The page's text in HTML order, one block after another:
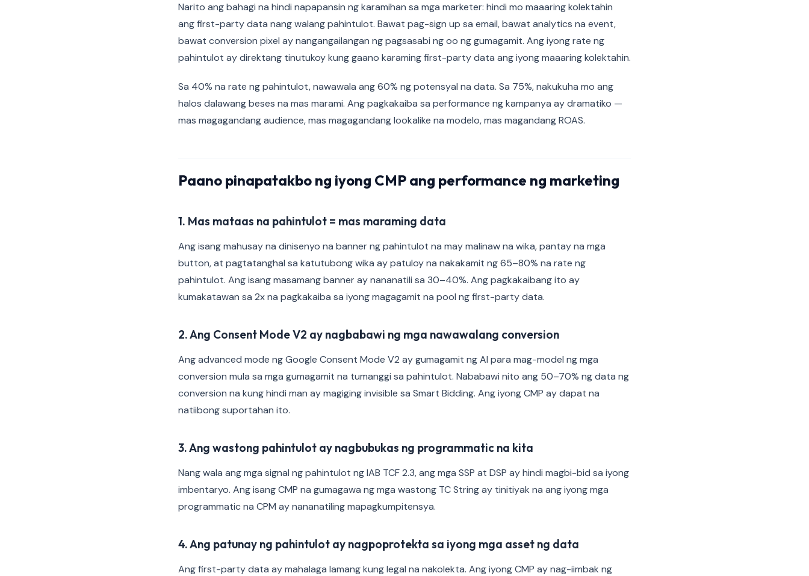
Narito ang bahagi na hindi napapansin ng karamihan sa mga marketer: hindi mo maaaring kolektahin
ang first-party data nang walang pahintulot. Bawat pag-sign up sa email, bawat analytics na event,
bawat conversion pixel ay nangangailangan ng pagsasabi ng oo ng gumagamit. Ang iyong rate ng
pahintulot ay direktang tinutukoy kung gaano karaming first-party data ang iyong maaaring kolektahin.
Sa 40% na rate ng pahintulot, nawawala ang 60% ng potensyal na data. Sa 75%, nakukuha mo ang
halos dalawang beses na mas marami. Ang pagkakaiba sa performance ng kampanya ay dramatiko —
mas magagandang audience, mas magagandang lookalike na modelo, mas magandang ROAS.
Paano pinapatakbo ng iyong CMP ang performance ng marketing
1. Mas mataas na pahintulot = mas maraming data
Ang isang mahusay na dinisenyo na banner ng pahintulot na may malinaw na wika, pantay na mga
button, at pagtatanghal sa katutubong wika ay patuloy na nakakamit ng 65–80% na rate ng
pahintulot. Ang isang masamang banner ay nananatili sa 30–40%. Ang pagkakaibang ito ay
kumakatawan sa 2x na pagkakaiba sa iyong magagamit na pool ng first-party data.
2. Ang Consent Mode V2 ay nagbabawi ng mga nawawalang conversion
Ang advanced mode ng Google Consent Mode V2 ay gumagamit ng AI para mag-model ng mga
conversion mula sa mga gumagamit na tumanggi sa pahintulot. Nababawi nito ang 50–70% ng data ng
conversion na kung hindi man ay magiging invisible sa Smart Bidding. Ang iyong CMP ay dapat na
natiibong suportahan ito.
3. Ang wastong pahintulot ay nagbubukas ng programmatic na kita
Nang wala ang mga signal ng pahintulot ng IAB TCF 2.3, ang mga SSP at DSP ay hindi magbi-bid sa iyong
imbentaryo. Ang isang CMP na gumagawa ng mga wastong TC String ay tinitiyak na ang iyong mga
programmatic na CPM ay nananatiling mapagkumpitensya.
4. Ang patunay ng pahintulot ay nagpoprotekta sa iyong mga asset ng data
Ang first-party data ay mahalaga lamang kung legal na nakolekta. Ang iyong CMP ay nag-iimbak ng